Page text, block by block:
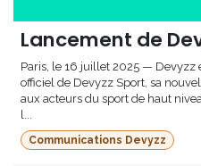
Lancement de
Paris, le 16 juillet 2025 — Devyzz
officiel de Devyzz Sport, sa
aux acteurs du sport de haut
Communications Devyzz